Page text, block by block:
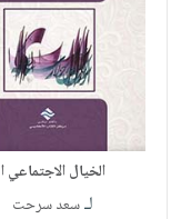
الخيال الاجتماعي ا
لـسعد سرحت